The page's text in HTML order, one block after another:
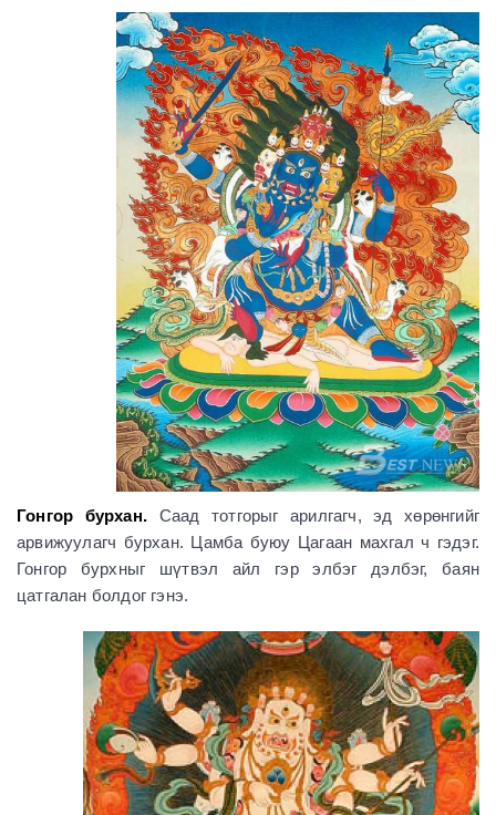
Гонгор бурхан. Саад тотгорыг арилгагч, эд хөрөнгийг
арвижуулагч бурхан. Цамба буюу Цагаан махгал ч гэдэг.
Гонгор бурхныг шүтвэл айл гэр элбэг дэлбэг, баян
цатгалан болдог гэнэ.